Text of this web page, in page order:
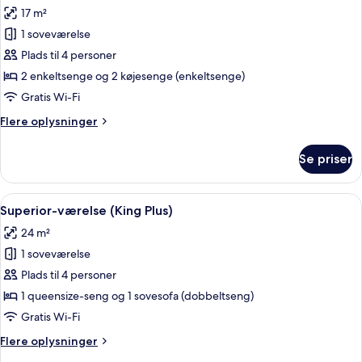
seng
billeder
af
Familieværelse
(Four)
17 m²
1 soveværelse
Plads til 4 personer
2 enkeltsenge og 2 køjesenge (enkeltsenge)
Gratis Wi-Fi
Flere oplysninger
Flere
(Four)
Se priser
Indlæs
alle
billeder
af
Superior-
værelse
(King
Et hotelværelse med en seng, to
7
Superior-værelse (King Plus)
24 m²
1 soveværelse
Plads til 4 personer
1 queensize-seng og 1 sovesofa (dobbeltseng)
Gratis Wi-Fi
Flere oplysninger
Flere